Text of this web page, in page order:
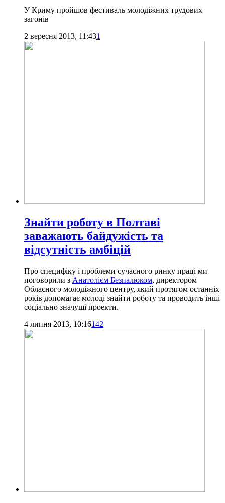
У Криму пройшов фестиваль молодіжних трудових
загонів
2 вересня 2013, 11:431
Знайти роботу в Полтаві
заважають байдужість та
відсутність амбіцій
Про специфіку і проблеми сучасного ринку праці ми
поговорили з Анатолієм Безпалюком, директором
Обласного молодіжного центру, який протягом останніх
років допомагає молоді знайти роботу та проводить інші
соціально значущі проекти.
4 липня 2013, 10:16142